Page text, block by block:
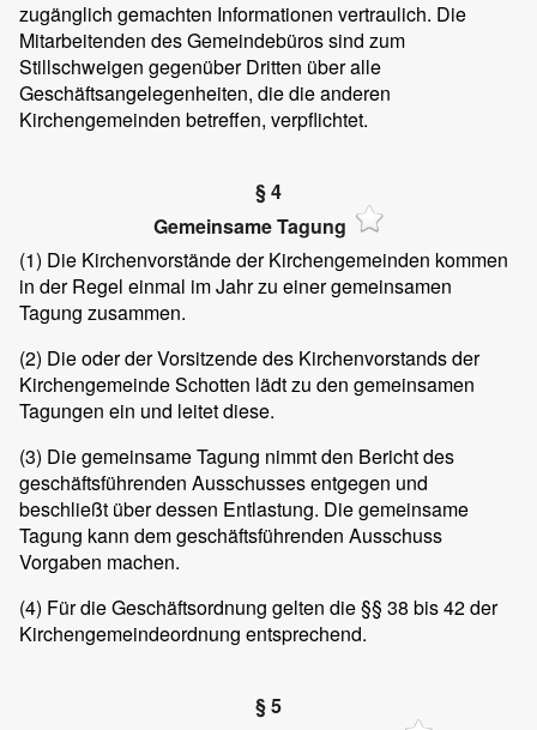
zugänglich gemachten Informationen vertraulich. Die
Mitarbeitenden des Gemeindebüros sind zum
Stillschweigen gegenüber Dritten über alle
Geschäftsangelegenheiten, die die anderen
Kirchengemeinden betreffen, verpflichtet.
§ 4
Gemeinsame Tagung
(1) Die Kirchenvorstände der Kirchengemeinden kommen
in der Regel einmal im Jahr zu einer gemeinsamen
Tagung zusammen.
(2) Die oder der Vorsitzende des Kirchenvorstands der
Kirchengemeinde Schotten lädt zu den gemeinsamen
Tagungen ein und leitet diese.
(3) Die gemeinsame Tagung nimmt den Bericht des
geschäftsführenden Ausschusses entgegen und
beschließt über dessen Entlastung. Die gemeinsame
Tagung kann dem geschäftsführenden Ausschuss
Vorgaben machen.
(4) Für die Geschäftsordnung gelten die §§ 38 bis 42 der
Kirchengemeindeordnung entsprechend.
§ 5